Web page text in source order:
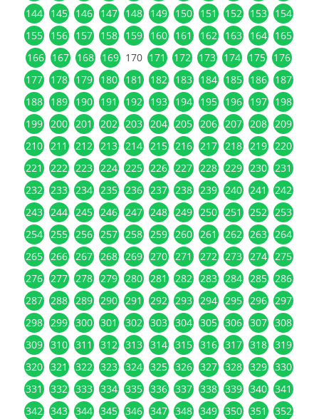
144 145 146 147 148 149 150 151 152 153 154
155 156 157 158 159 160 161 162 163 164 165
166 167 168 169 170 171 172 173 174 175 176
177 178 179 180 181 182 183 184 185 186 187
188 189 190 191 192 193 194 195 196 197 198
199 200 201 202 203 204 205 206 207 208 209
210 211 212 213 214 215 216 217 218 219 220
221 222 223 224 225 226 227 228 229 230 231
232 233 234 235 236 237 238 239 240 241 242
243 244 245 246 247 248 249 250 251 252 253
254 255 256 257 258 259 260 261 262 263 264
265 266 267 268 269 270 271 272 273 274 275
276 277 278 279 280 281 282 283 284 285 286
287 288 289 290 291 292 293 294 295 296 297
298 299 300 301 302 303 304 305 306 307 308
309 310 311 312 313 314 315 316 317 318 319
320 321 322 323 324 325 326 327 328 329 330
331 332 333 334 335 336 337 338 339 340 341
342 343 344 345 346 347 348 349 350 351 352